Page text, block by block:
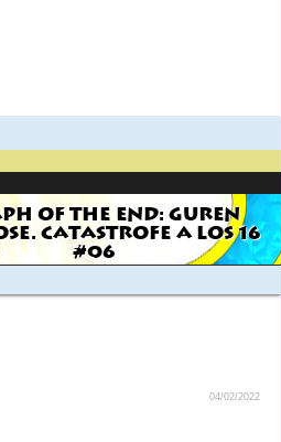
OF THE END: GUREN
CATASTROFE A LOS 16
#06
04/02/2022